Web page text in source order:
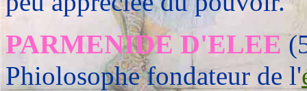
PARMENIDE D'ELEE
Phiolosophe fondateur de l'